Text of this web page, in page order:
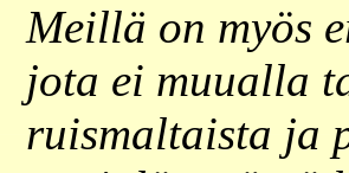
Meillä on myös
jota ei muualla
ruismaltaista ja